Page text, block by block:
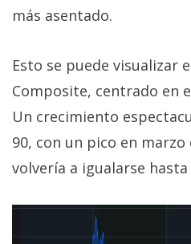
más asentado.
Esto se puede visualizar
Composite, centrado en
Un crecimiento
90, con un pico en marzo
volvería a igualarse hasta